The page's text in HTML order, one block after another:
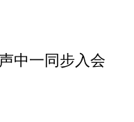
中一同步入会